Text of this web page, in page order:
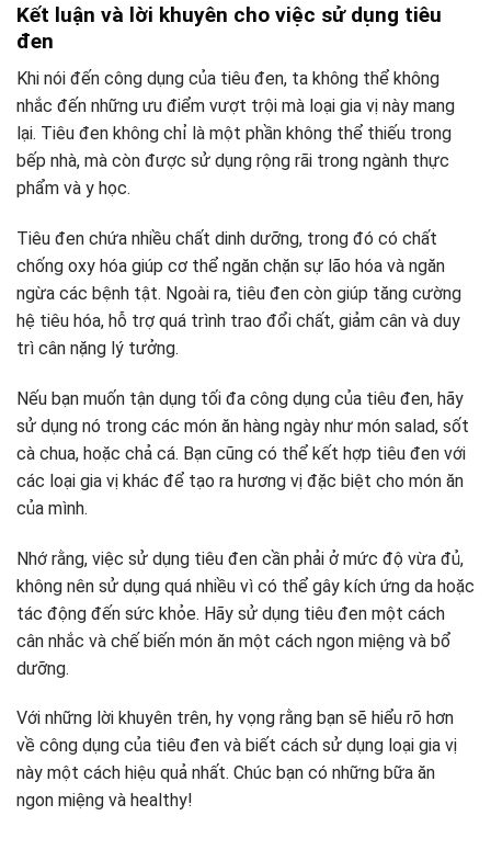
Kết luận và lời khuyên cho việc sử dụng tiêu
đen
Khi nói đến công dụng của tiêu đen, ta không thể không
nhắc đến những ưu điểm vượt trội mà loại gia vị này mang
lại. Tiêu đen không chỉ là một phần không thể thiếu trong
bếp nhà, mà còn được sử dụng rộng rãi trong ngành thực
phẩm và y học.
Tiêu đen chứa nhiều chất dinh dưỡng, trong đó có chất
chống oxy hóa giúp cơ thể ngăn chặn sự lão hóa và ngăn
ngừa các bệnh tật. Ngoài ra, tiêu đen còn giúp tăng cường
hệ tiêu hóa, hỗ trợ quá trình trao đổi chất, giảm cân và duy
trì cân nặng lý tưởng.
Nếu bạn muốn tận dụng tối đa công dụng của tiêu đen, hãy
sử dụng nó trong các món ăn hàng ngày như món salad, sốt
cà chua, hoặc chả cá. Bạn cũng có thể kết hợp tiêu đen với
các loại gia vị khác để tạo ra hương vị đặc biệt cho món ăn
của mình.
Nhớ rằng, việc sử dụng tiêu đen cần phải ở mức độ vừa đủ,
không nên sử dụng quá nhiều vì có thể gây kích ứng da hoặc
tác động đến sức khỏe. Hãy sử dụng tiêu đen một cách
cân nhắc và chế biến món ăn một cách ngon miệng và bổ
dưỡng.
Với những lời khuyên trên, hy vọng rằng bạn sẽ hiểu rõ hơn
về công dụng của tiêu đen và biết cách sử dụng loại gia vị
này một cách hiệu quả nhất. Chúc bạn có những bữa ăn
ngon miệng và healthy!